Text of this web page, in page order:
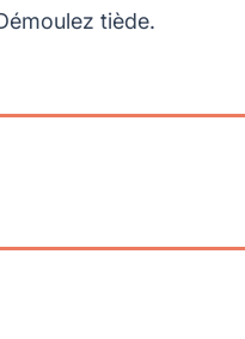
tiède.